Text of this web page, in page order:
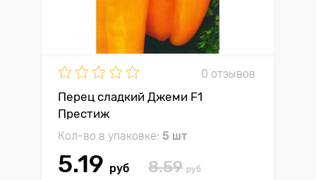
0 отзывов
Перец сладкий Джеми F1
Престиж
Кол-во в упаковке: 5 шт
5.19 руб 8.59 руб